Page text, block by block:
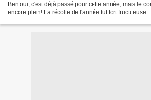
Ben oui, c'est déjà passé pour cette année, mais le
encore plein! La récolte de l'année fut fort fructueuse...